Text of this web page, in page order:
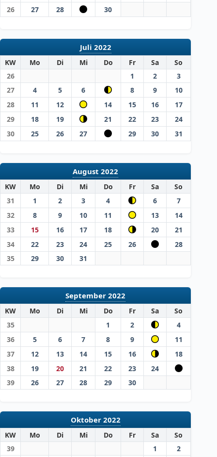
26
27 28 30
Juli 2022
KW Mo Di Mi Do Fr Sa
So
26
1 2
3
27
4 5 6 8 9
10
28
11 12 14 15 16
17
29
18 19 21 22 23
24
30
25 26 27 29 30 31
August 2022
KW Mo Di Mi Do Fr Sa
So
31
1 2 3 4 6
7
32
8 9 10 11 13
14
33
15 16 17 18 20
21
34
22 23 24 25 26
28
35
29 30 31
September 2022
KW Mo Di Mi Do Fr Sa
So
35
1 2
4
36
5 6 7 8 9
11
37
12 13 14 15 16
18
38
19 20 21 22 23
24
39
26 27 28 29 30
Oktober 2022
KW Mo Di Mi Do Fr Sa
So
39
1
2